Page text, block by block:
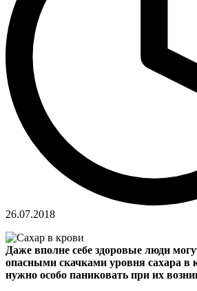
26.07.2018
Даже вполне себе здоровые люди
опасными скачками уровня сахара в
нужно особо паниковать при их